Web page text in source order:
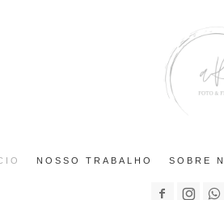
NOSSO TRABALHO SOBRE